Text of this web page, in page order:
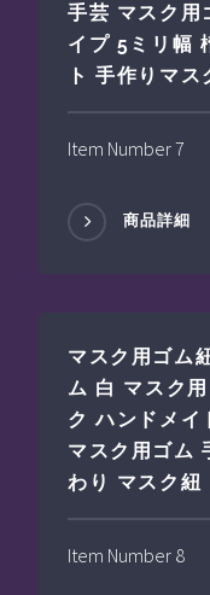
手芸 マスク用
イプ 5ミリ幅
ト 手作りマ
Item Number 7
商品詳細
マスク用ゴム
ム 白 マスク
ク ハンドメイ
マスク用ゴム
わり マスク紐
Item Number 8